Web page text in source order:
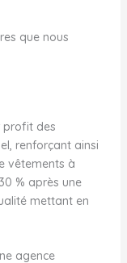
que nous
profit des
renforçant ainsi
vêtements à
% après une
mettant en
agence